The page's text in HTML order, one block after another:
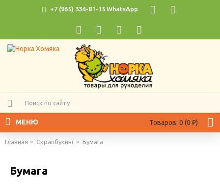
+7 (965) 334-81-15 WhatsApp
Товаров: 0 (0 ₽)
МЕНЮ
Главная Скрапбукинг Бумага
Бумага